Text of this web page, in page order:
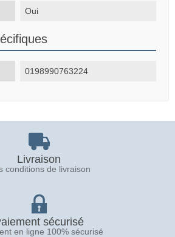
Oui
0198990763224
Livraison
conditions de livraison
sécurisé
en ligne 100% sécurisé